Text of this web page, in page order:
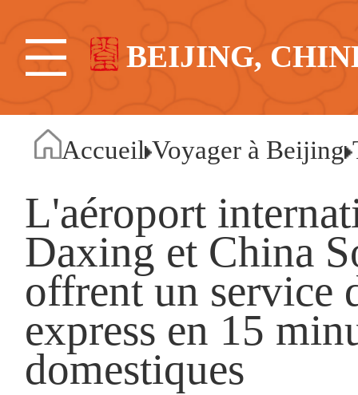
BEIJING,
Accueil Voyager à Beijing
L'aéroport
Daxing et China
offrent un service
express en 15
domestiques